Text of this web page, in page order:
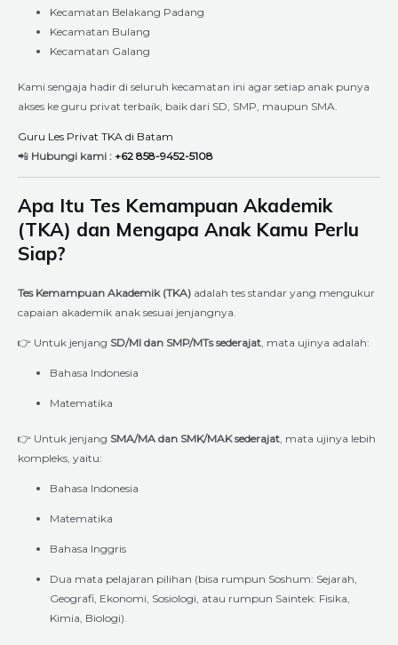
Kecamatan Belakang Padang
Kecamatan Bulang
Kecamatan Galang
Kami sengaja hadir di seluruh kecamatan ini agar setiap anak punya
akses ke guru privat terbaik, baik dari SD, SMP, maupun SMA.
Guru Les Privat TKA di Batam
📲 Hubungi kami : +62 858-9452-5108
Apa Itu Tes Kemampuan Akademik
(TKA) dan Mengapa Anak Kamu Perlu
Siap?
Tes Kemampuan Akademik (TKA) adalah tes standar yang mengukur
capaian akademik anak sesuai jenjangnya.
👉 Untuk jenjang SD/MI dan SMP/MTs sederajat , mata ujinya adalah:
Bahasa Indonesia
Matematika
👉 Untuk jenjang SMA/MA dan SMK/MAK sederajat , mata ujinya lebih
kompleks, yaitu:
Bahasa Indonesia
Matematika
Bahasa Inggris
Dua mata pelajaran pilihan (bisa rumpun Soshum: Sejarah,
Geografi, Ekonomi, Sosiologi, atau rumpun Saintek: Fisika,
Kimia, Biologi).